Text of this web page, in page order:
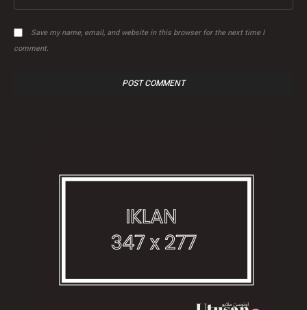
Save my name, email, and website in this browser for the next time I
comment.